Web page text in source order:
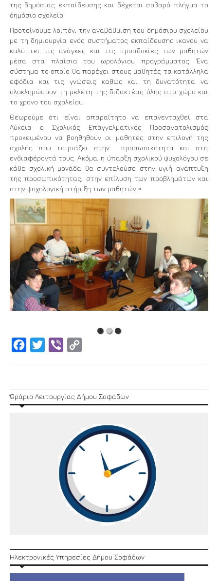
της δημόσιας εκπαίδευσης και δέχεται σοβαρό πλήγμα το
δημόσιο σχολείο.
Προτείνουμε λοιπόν, την αναβάθμιση του δημόσιου σχολείου
με τη δημιουργία ενός συστήματος εκπαίδευσης ικανού να
καλύπτει τις ανάγκες και τις προσδοκίες των μαθητών
μέσα στα πλαίσια του ωρολόγιου προγράμματος. Ένα
σύστημα το οποίο θα παρέχει στους μαθητές τα κατάλληλα
εφόδια και τις γνώσεις καθώς και τη δυνατότητα να
ολοκληρώσουν τη μελέτη της διδακτέας ύλης στο χώρο και
το χρόνο του σχολείου.
Θεωρούμε ότι είναι απαραίτητο να επανενταχθεί στα
Λύκεια ο Σχολικός Επαγγελματικός Προσανατολισμός
προκειμένου να βοηθηθούν οι μαθητές στην επιλογή της
σχολής που ταιριάζει στην προσωπικότητα και στα
ενδιαφέροντά τους. Ακόμα, η ύπαρξη σχολικού ψυχολόγου σε
κάθε σχολική μονάδα θα συντελούσε στην υγιή ανάπτυξη
της προσωπικότητας, στην επίλυση των προβλημάτων και
στην ψυχολογική στήριξη των μαθητών.»
Facebook
Twitter Viber
Ώράριο Λειτουργίας Δήμου Σοφάδων
Ηλεκτρονικές Υπηρεσίες Δήμου Σοφάδων